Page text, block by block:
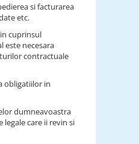
si facturarea
etc.
cuprinsul
este necesara
contractuale
obligatiilor in
dumneavoastra
care ii revin si